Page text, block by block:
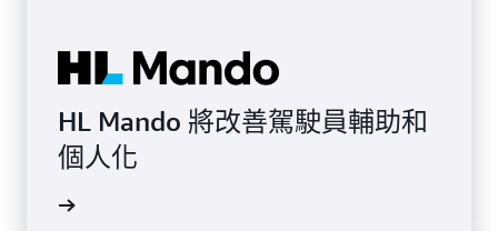
HL Mando 將改善駕駛員輔助和
個人化